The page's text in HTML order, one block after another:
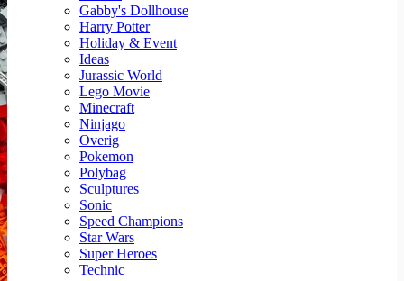
Gabby's Dollhouse
Harry Potter
Holiday & Event
Ideas
Jurassic World
Lego Movie
Minecraft
Ninjago
Overig
Pokemon
Polybag
Sculptures
Sonic
Speed Champions
Star Wars
Super Heroes
Technic